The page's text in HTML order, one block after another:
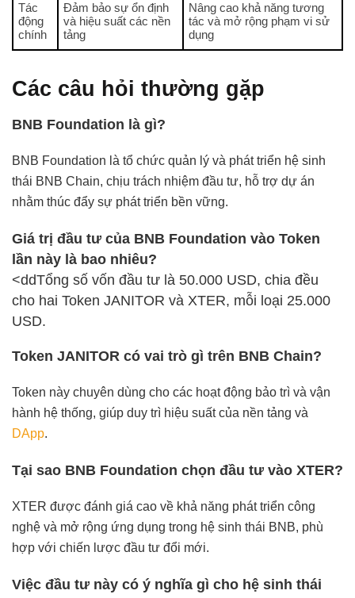
Tác
động
chính
Đảm bảo sự ổn định
và hiệu suất các nền
tảng
Nâng cao khả năng tương
tác và mở rộng phạm vi sử
dụng
Các câu hỏi thường gặp
BNB Foundation là gì?
BNB Foundation là tổ chức quản lý và phát triển hệ sinh
thái BNB Chain, chịu trách nhiệm đầu tư, hỗ trợ dự án
nhằm thúc đẩy sự phát triển bền vững.
Giá trị đầu tư của BNB Foundation vào Token
lần này là bao nhiêu?
<ddTổng số vốn đầu tư là 50.000 USD, chia đều
cho hai Token JANITOR và XTER, mỗi loại 25.000
USD.
Token JANITOR có vai trò gì trên BNB Chain?
Token này chuyên dùng cho các hoạt động bảo trì và vận
hành hệ thống, giúp duy trì hiệu suất của nền tảng và
DApp.
Tại sao BNB Foundation chọn đầu tư vào XTER?
XTER được đánh giá cao về khả năng phát triển công
nghệ và mở rộng ứng dụng trong hệ sinh thái BNB, phù
hợp với chiến lược đầu tư đổi mới.
Việc đầu tư này có ý nghĩa gì cho hệ sinh thái